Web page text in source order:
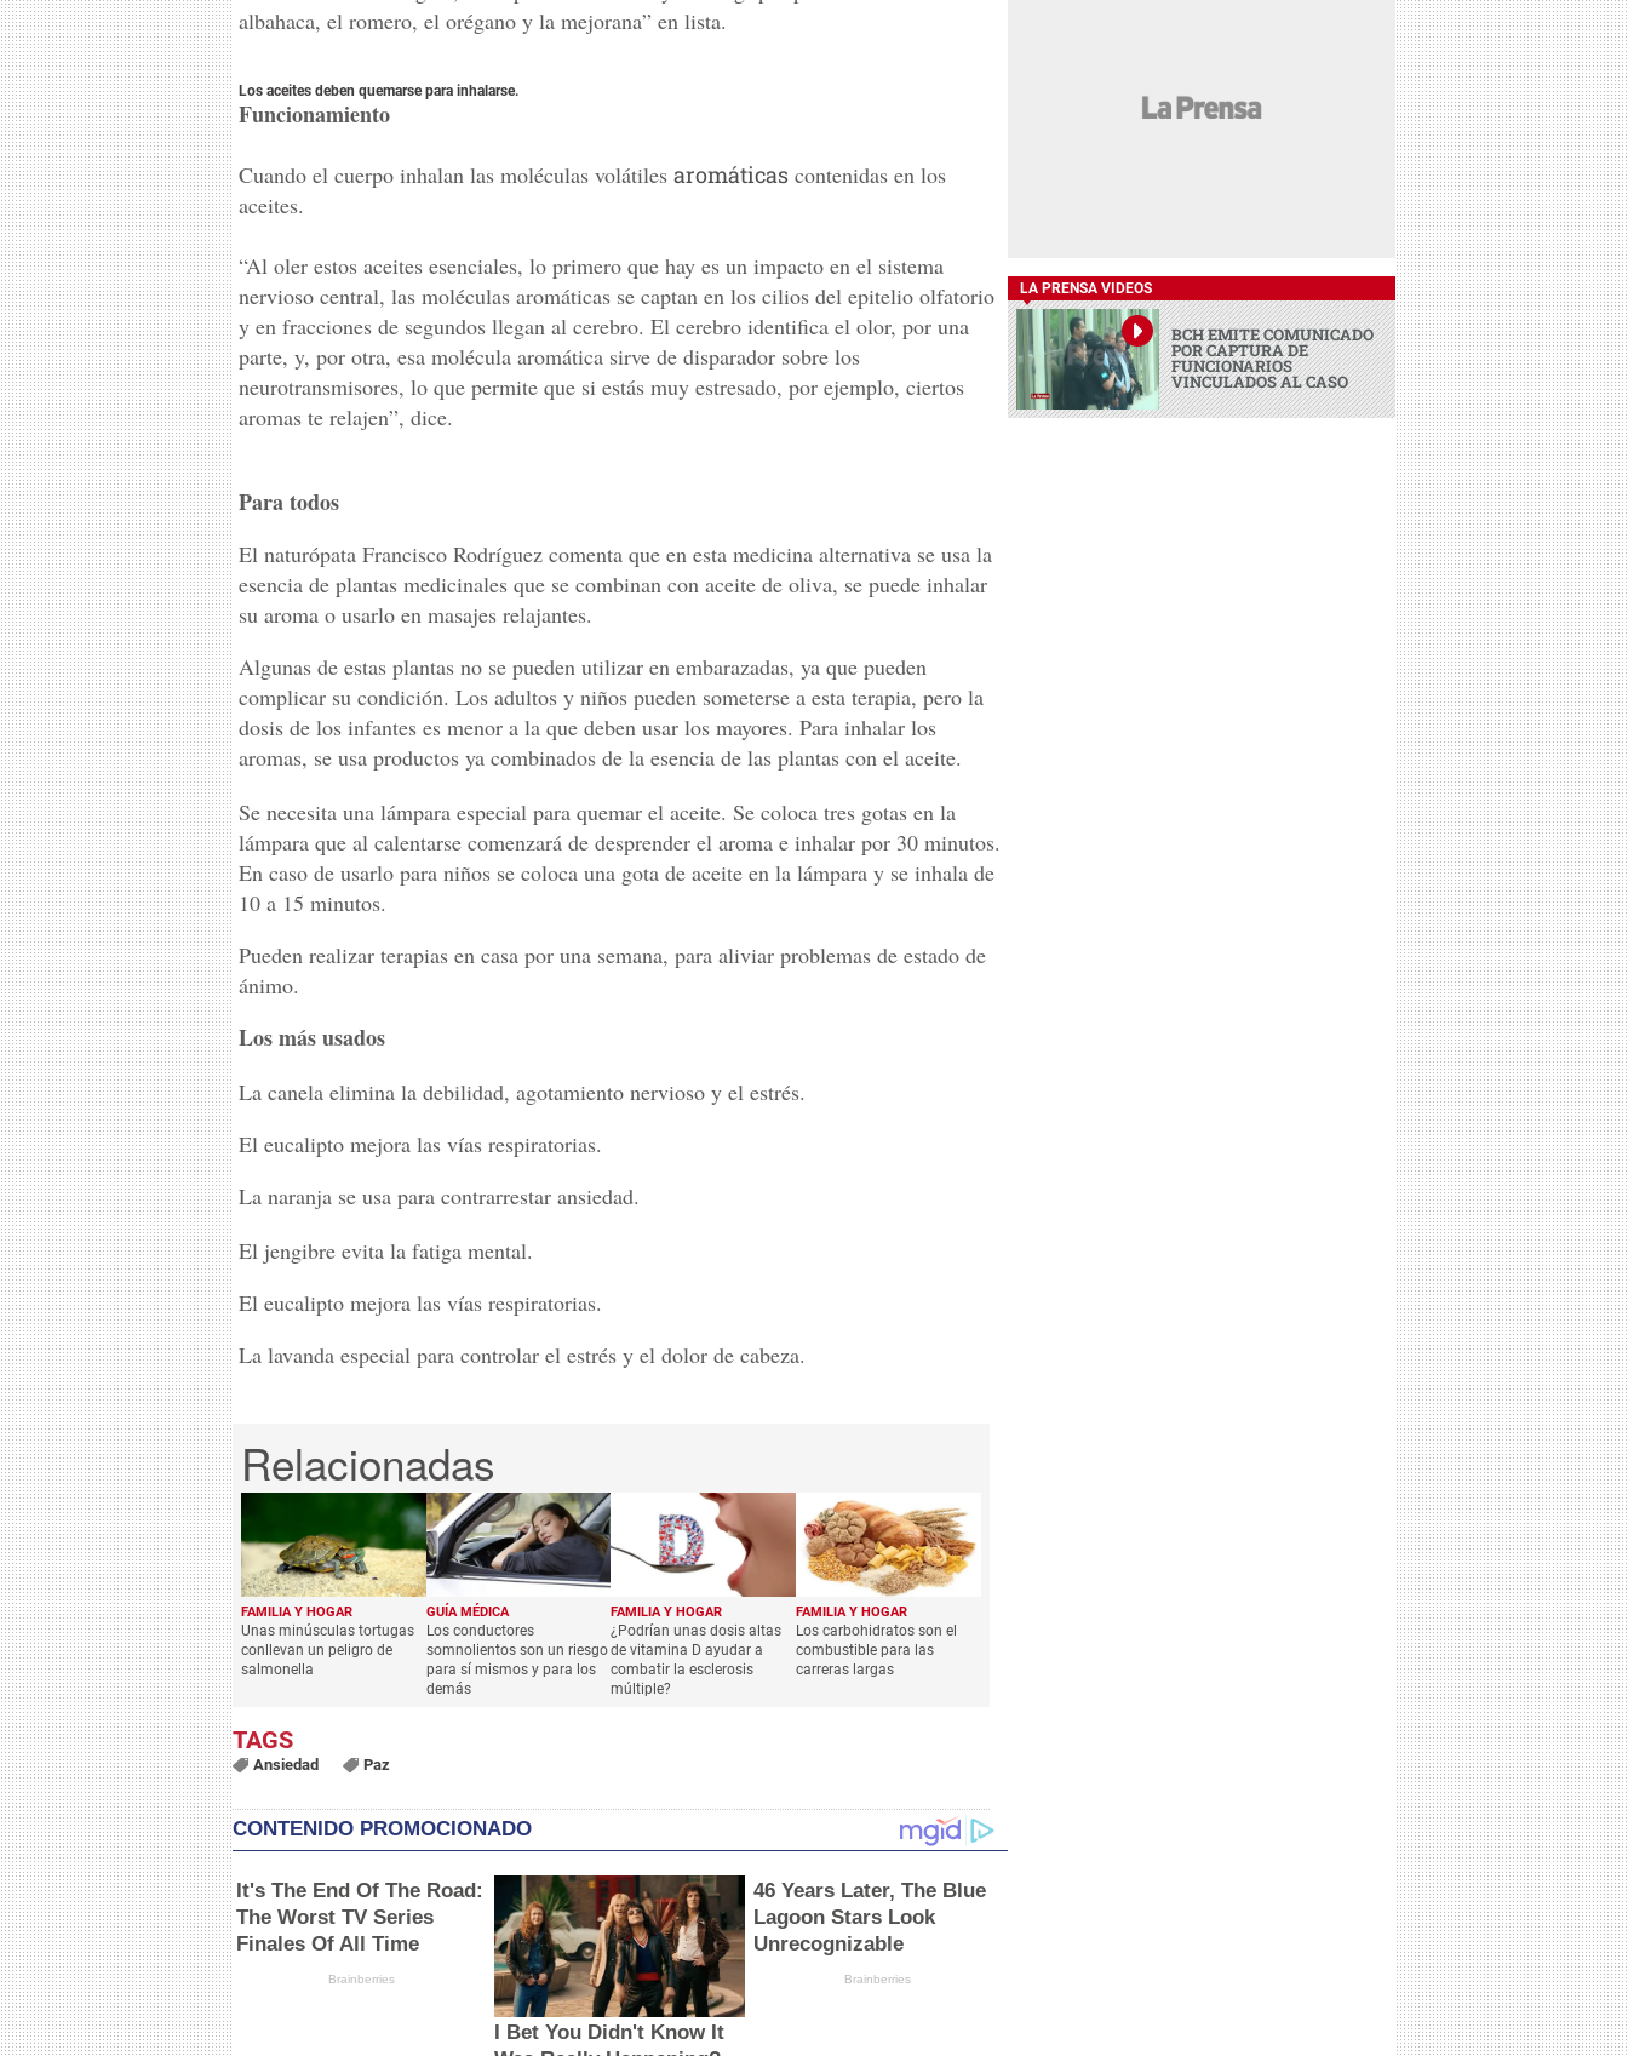
albahaca, el romero, el orégano y la mejorana” en lista.
Los aceites deben quemarse para inhalarse.
Funcionamiento
Cuando el cuerpo inhalan las moléculas volátiles aromáticas contenidas en los
aceites.
“Al oler estos aceites esenciales, lo primero que hay es un impacto en el sistema
nervioso central, las moléculas aromáticas se captan en los cilios del epitelio olfatorio
y en fracciones de segundos llegan al cerebro. El cerebro identifica el olor, por una
parte, y, por otra, esa molécula aromática sirve de disparador sobre los
neurotransmisores, lo que permite que si estás muy estresado, por ejemplo, ciertos
aromas te relajen”, dice.
Para todos
El naturópata Francisco Rodríguez comenta que en esta medicina alternativa se usa la
esencia de plantas medicinales que se combinan con aceite de oliva, se puede inhalar
su aroma o usarlo en masajes relajantes.
Algunas de estas plantas no se pueden utilizar en embarazadas, ya que pueden
complicar su condición. Los adultos y niños pueden someterse a esta terapia, pero la
dosis de los infantes es menor a la que deben usar los mayores. Para inhalar los
aromas, se usa productos ya combinados de la esencia de las plantas con el aceite.
Se necesita una lámpara especial para quemar el aceite. Se coloca tres gotas en la
lámpara que al calentarse comenzará de desprender el aroma e inhalar por 30 minutos.
En caso de usarlo para niños se coloca una gota de aceite en la lámpara y se inhala de
10 a 15 minutos.
Pueden realizar terapias en casa por una semana, para aliviar problemas de estado de
ánimo.
Los más usados
La canela elimina la debilidad, agotamiento nervioso y el estrés.
El eucalipto mejora las vías respiratorias.
La naranja se usa para contrarrestar ansiedad.
El jengibre evita la fatiga mental.
El eucalipto mejora las vías respiratorias.
La lavanda especial para controlar el estrés y el dolor de cabeza.
FAMILIA Y HOGAR
Unas minúsculas tortugas
conllevan un peligro de
salmonella
GUÍA MÉDICA
Los conductores
somnolientos son un riesgo
para sí mismos y para los
demás
FAMILIA Y HOGAR
¿Podrían unas dosis altas
de vitamina D ayudar a
combatir la esclerosis
múltiple?
FAMILIA Y HOGAR
Los carbohidratos son el
combustible para las
carreras largas
Ansiedad Paz
CONTENIDO PROMOCIONADO
It's The End Of The Road:
The Worst TV Series
Finales Of All Time
Brainberries
I Bet You Didn't Know It
46 Years Later, The Blue
Lagoon Stars Look
Unrecognizable
Brainberries
LA PRENSA VIDEOS
BCH EMITE COMUNICADO
POR CAPTURA DE
FUNCIONARIOS
VINCULADOS AL CASO